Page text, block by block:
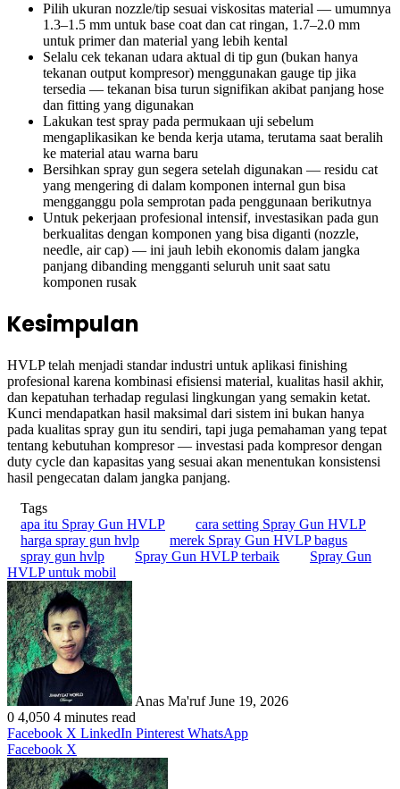
Pilih ukuran nozzle/tip sesuai viskositas material — umumnya
1.3–1.5 mm untuk base coat dan cat ringan, 1.7–2.0 mm
untuk primer dan material yang lebih kental
Selalu cek tekanan udara aktual di tip gun (bukan hanya
tekanan output kompresor) menggunakan gauge tip jika
tersedia — tekanan bisa turun signifikan akibat panjang hose
dan fitting yang digunakan
Lakukan test spray pada permukaan uji sebelum
mengaplikasikan ke benda kerja utama, terutama saat beralih
ke material atau warna baru
Bersihkan spray gun segera setelah digunakan — residu cat
yang mengering di dalam komponen internal gun bisa
mengganggu pola semprotan pada penggunaan berikutnya
Untuk pekerjaan profesional intensif, investasikan pada gun
berkualitas dengan komponen yang bisa diganti (nozzle,
needle, air cap) — ini jauh lebih ekonomis dalam jangka
panjang dibanding mengganti seluruh unit saat satu
komponen rusak
Kesimpulan
HVLP telah menjadi standar industri untuk aplikasi finishing
profesional karena kombinasi efisiensi material, kualitas hasil akhir,
dan kepatuhan terhadap regulasi lingkungan yang semakin ketat.
Kunci mendapatkan hasil maksimal dari sistem ini bukan hanya
pada kualitas spray gun itu sendiri, tapi juga pemahaman yang tepat
tentang kebutuhan kompresor — investasi pada kompresor dengan
duty cycle dan kapasitas yang sesuai akan menentukan konsistensi
hasil pengecatan dalam jangka panjang.
Tags
apa itu Spray Gun HVLP
cara setting Spray Gun HVLP
harga spray gun hvlp
merek Spray Gun HVLP bagus
spray gun hvlp
Spray Gun HVLP terbaik
Spray Gun
HVLP untuk mobil
Anas Ma'ruf June 19, 2026
0 4,050 4 minutes read
Facebook X LinkedIn Pinterest WhatsApp
Facebook X